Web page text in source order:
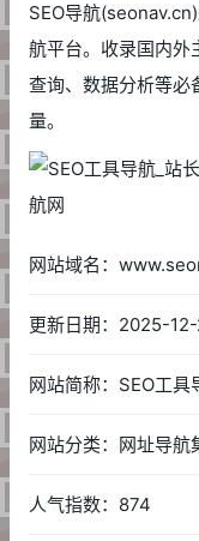
SEO导航
航平台。收录国内外
查询、数据分析等必
量。
网站域名：
更新日期：2025-
网站分类：网址导航
人气指数：874